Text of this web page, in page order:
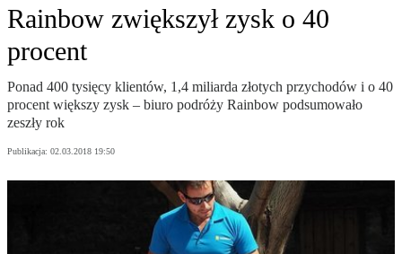
Rainbow zwiększył zysk o 40
procent
Ponad 400 tysięcy klientów, 1,4 miliarda złotych przychodów i o 40
procent większy zysk – biuro podróży Rainbow podsumowało
zeszły rok
Publikacja: 02.03.2018 19:50